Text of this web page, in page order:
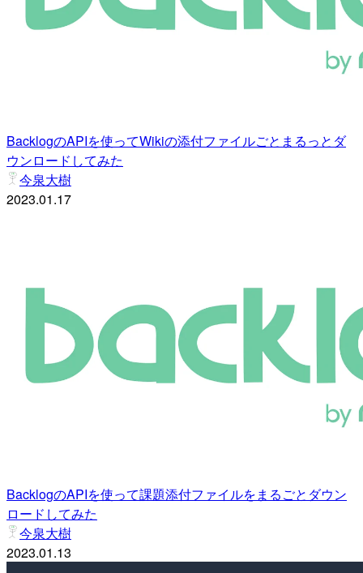
BacklogのAPIを使ってWikiの添付ファイルごとまるっとダ
ウンロードしてみた
今泉大樹
2023.01.17
BacklogのAPIを使って課題添付ファイルをまるごとダウン
ロードしてみた
今泉大樹
2023.01.13